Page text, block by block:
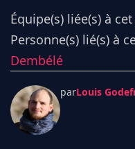
Équipe(s) liée(s) à
Personne(s) lié(s) à
Dembélé
parLouis